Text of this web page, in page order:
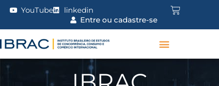
YouTube
linkedin
Entre ou cadastre-se